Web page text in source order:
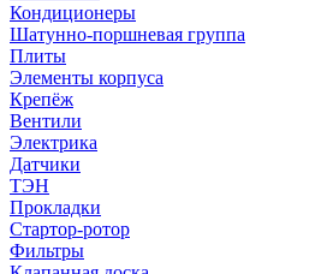
Кондиционеры
Шатунно-поршневая группа
Плиты
Элементы корпуса
Крепёж
Вентили
Электрика
Датчики
ТЭН
Прокладки
Стартор-ротор
Фильтры